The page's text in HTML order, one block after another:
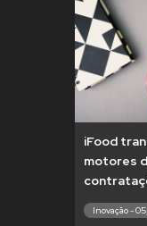
iFood
motores
Inovação -